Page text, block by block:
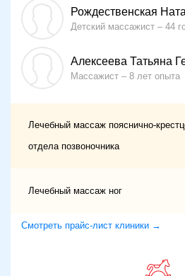
Рождественская
Детский массажист 44
Алексеева Татьяна
Массажист 8 лет опыта
Лечебный массаж пояснично-
отдела позвоночника
Лечебный массаж ног
Смотреть прайс-лист клиники →